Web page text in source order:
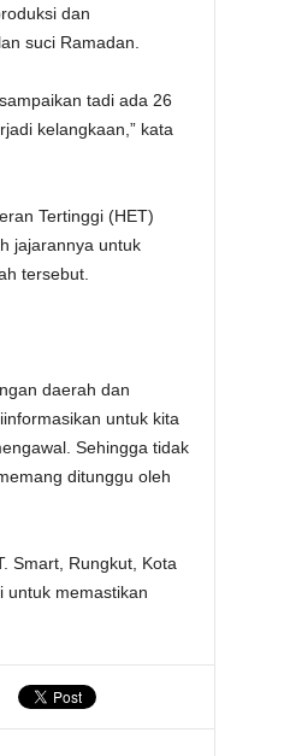
dan
suci Ramadan.
tadi ada 26
kelangkaan,” kata
Tertinggi (HET)
jajarannya untuk
tersebut.
daerah dan
untuk kita
Sehingga tidak
ditunggu oleh
Smart, Rungkut, Kota
untuk memastikan